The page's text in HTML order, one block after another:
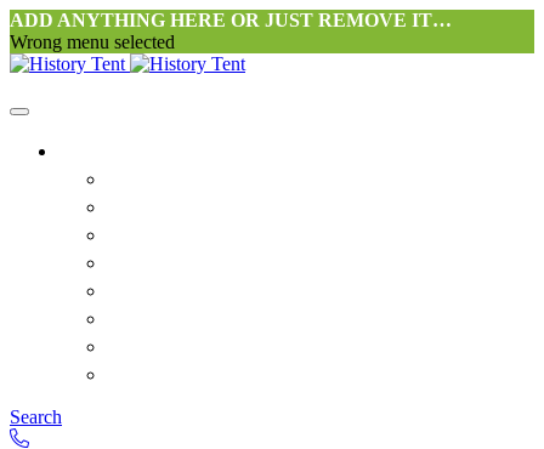
ADD ANYTHING HERE OR JUST REMOVE IT…
Wrong menu selected
Search